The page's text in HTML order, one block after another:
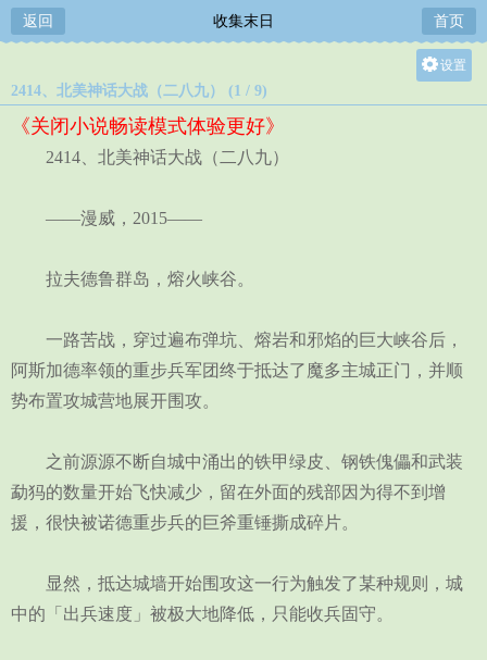
返回 收集末日 首页
设置
2414、北美神话大战（二八九） (1 / 9)
《关闭小说畅读模式体验更好》
2414、北美神话大战（二八九）
——漫威，2015——
拉夫德鲁群岛，熔火峡谷。
一路苦战，穿过遍布弹坑、熔岩和邪焰的巨大峡谷后，
阿斯加德率领的重步兵军团终于抵达了魔多主城正门，并顺
势布置攻城营地展开围攻。
之前源源不断自城中涌出的铁甲绿皮、钢铁傀儡和武装
勐犸的数量开始飞快减少，留在外面的残部因为得不到增
援，很快被诺德重步兵的巨斧重锤撕成碎片。
显然，抵达城墙开始围攻这一行为触发了某种规则，城
中的「出兵速度」被极大地降低，只能收兵固守。